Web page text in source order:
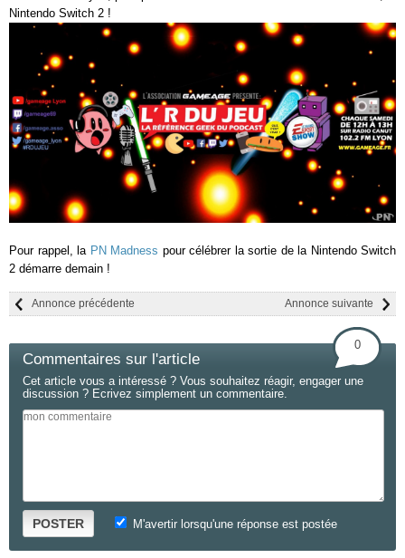
Nintendo Switch 2 !
Pour rappel, la PN Madness pour célébrer la sortie de la Nintendo Switch
2 démarre demain !
Annonce suivante
Annonce précédente
Commentaires sur l'article
0
Cet article vous a intéressé ? Vous souhaitez réagir, engager une
discussion ? Ecrivez simplement un commentaire.
POSTER M'avertir lorsqu'une réponse est postée